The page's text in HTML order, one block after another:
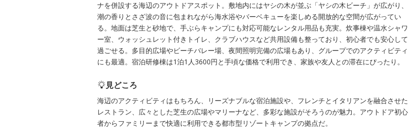
ナを併設する海辺のアウトドアスポット。敷地内にはヤシの木が並ぶ「ヤシの木ビーチ」が広がり、
潮の香りとさざ波の音に包まれながら海水浴やバーベキューを楽しめる開放的な空間が広がってい
る。地面は芝生と砂地で、手ぶらキャンプにも対応可能なレンタル用品も充実。炊事棟や温水シャワ
ー室、ウォッシュレット付きトイレ、クラブハウスなど共用設備も整っており、初心者でも安心して
過ごせる。多目的広場やビーチバレー場、夜間照明完備の広場もあり、グループでのアクティビティ
にも最適。宿泊研修棟は1泊1人3600円と手頃な価格で利用でき、家族や友人との滞在にぴったり。
見どころ
海辺のアクティビティはもちろん、リーズナブルな宿泊施設や、フレンチとイタリアンを融合させた
レストラン、広々とした芝生の広場やマリーナなど、多彩な施設がそろうのが魅力。アウトドア初心
者からファミリーまで快適に利用できる都市型リゾートキャンプの拠点だ。